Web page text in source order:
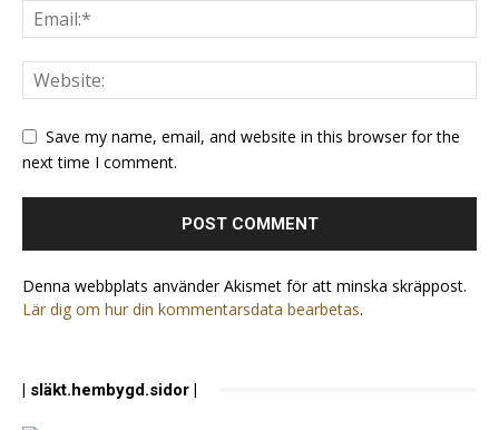
Save my name, email, and website in this browser for the
next time I comment.
Denna webbplats använder Akismet för att minska skräppost.
Lär dig om hur din kommentarsdata bearbetas.
| släkt.hembygd.sidor |